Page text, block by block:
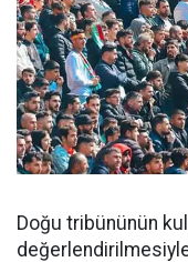
Doğu tribününün